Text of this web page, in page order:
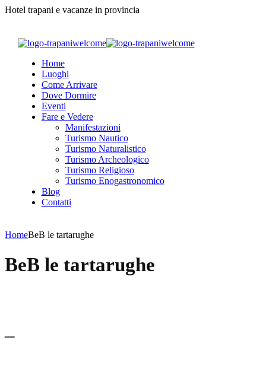
Hotel trapani e vacanze in provincia
Home
Luoghi
Come Arrivare
Dove Dormire
Eventi
Fare e Vedere
Manifestazioni
Turismo Nautico
Turismo Naturalistico
Turismo Archeologico
Turismo Religioso
Turismo Enogastronomico
Blog
Contatti
HomeBeB le tartarughe
BeB le tartarughe
–